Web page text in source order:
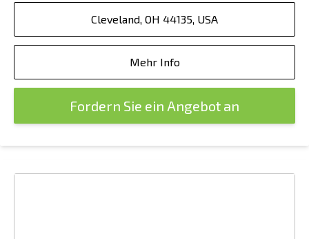
Cleveland, OH 44135, USA
Mehr Info
Fordern Sie ein Angebot an